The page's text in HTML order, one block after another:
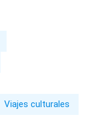
Viajes culturales